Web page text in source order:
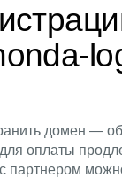
домен —
оплаты
партнером